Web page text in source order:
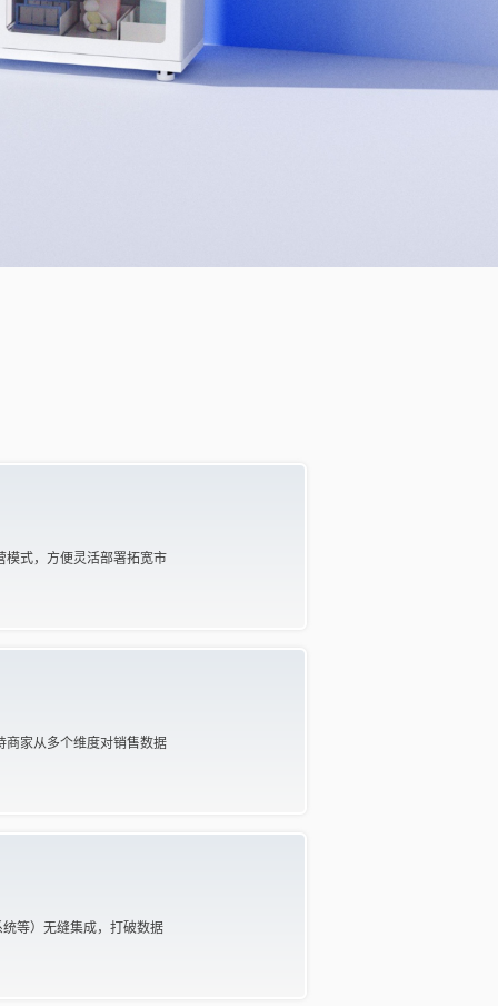
模式，方便灵活部署拓宽市
商家从多个维度对销售数据
等）无缝集成，打破数据